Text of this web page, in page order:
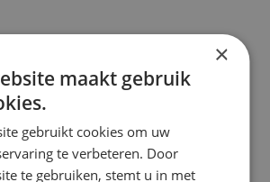
batterijen voor uw
aan winkelwagen
×
maakt gebruik
gebruikt cookies om uw
te verbeteren. Door
te gebruiken, stemt u in met